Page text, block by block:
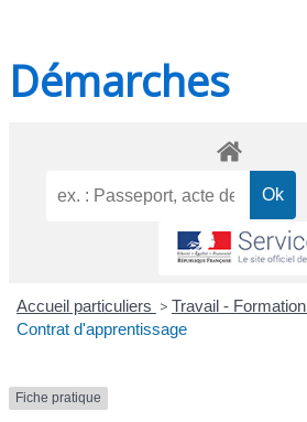
Démarches
Accueil particuliers > Travail - Formation
Contrat d'apprentissage
Fiche pratique